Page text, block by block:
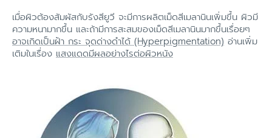
เมื่อผิวต้องสัมผัสกับรังสียูวี จะมีการผลิตเม็ดสีเมลานินเพิ่มขึ้น ผิวมี
ความหนามากขึ้น และถ้ามีการสะสมของเม็ดสีเมลานินมากขึ้นเรื่อยๆ
อาจเกิดเป็นฝ้า กระ จุดด่างดำได้ (Hyperpigmentation) อ่านเพิ่ม
เติมในเรื่อง แสงแดดมีผลอย่างไรต่อผิวหนัง